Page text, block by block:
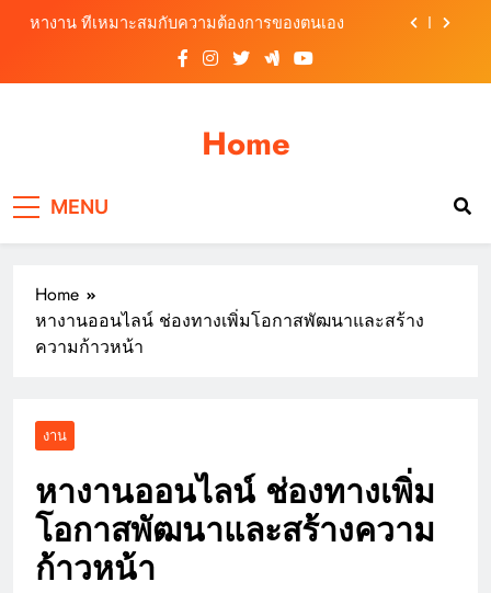
หางาน ที่เหมาะสมกับความต้องการของตนเอง
หางานสมุทรปราการ ต้องเตรียมตัวอย่างไรก่อน
สมัครงาน
หางานออนไลน์ ช่องทางเพิ่มโอกาสพัฒนาและสร้าง
หางาน ที่เหมาะสมกับความต้องการของตนเอง
หางาน อย่างไรให้โดนใจผู้สมัครงาน
Home
MENU
Home
หางานออนไลน์ ช่องทางเพิ่มโอกาสพัฒนาและสร้าง
ความก้าวหน้า
งาน
หางานออนไลน์ ช่องทางเพิ่ม
โอกาสพัฒนาและสร้างความ
ก้าวหน้า